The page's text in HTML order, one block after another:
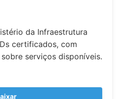
da Infraestrutura
certificados, com
serviços disponíveis.